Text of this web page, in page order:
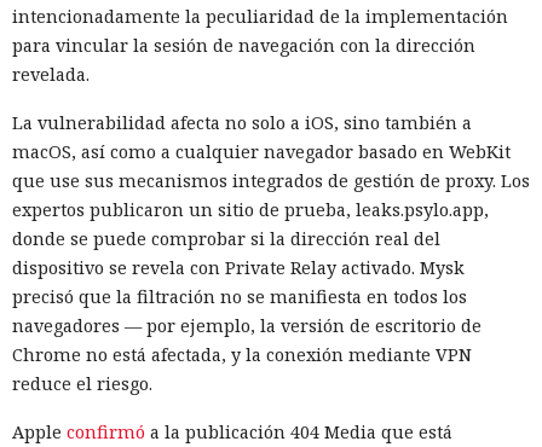
intencionadamente la peculiaridad de la implementación
para vincular la sesión de navegación con la dirección
revelada.
La vulnerabilidad afecta no solo a iOS, sino también a
macOS, así como a cualquier navegador basado en WebKit
que use sus mecanismos integrados de gestión de proxy. Los
expertos publicaron un sitio de prueba, leaks.psylo.app,
donde se puede comprobar si la dirección real del
dispositivo se revela con Private Relay activado. Mysk
precisó que la filtración no se manifiesta en todos los
navegadores — por ejemplo, la versión de escritorio de
Chrome no está afectada, y la conexión mediante VPN
reduce el riesgo.
Apple confirmó a la publicación 404 Media que está